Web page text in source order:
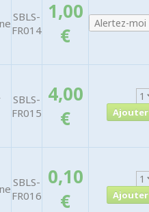
SBLS-
FR014
1,00
€
SBLS-
FR015
4,00
€
SBLS-
FR016
0,10
€